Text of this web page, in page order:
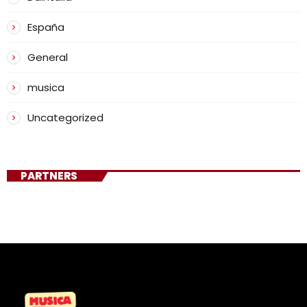
España
General
musica
Uncategorized
PARTNERS